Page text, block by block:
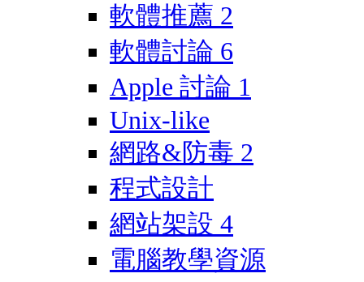
軟體推薦 2
軟體討論 6
Apple 討論 1
Unix-like
網路&防毒 2
程式設計
網站架設 4
電腦教學資源